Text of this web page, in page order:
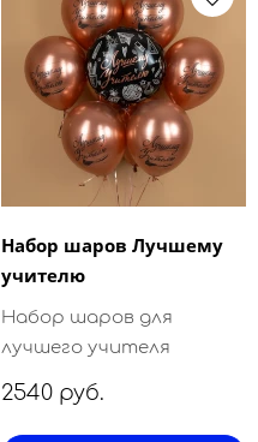
Набор шаров Лучшему
учителю
Набор шаров для
лучшего учителя
2540 руб.